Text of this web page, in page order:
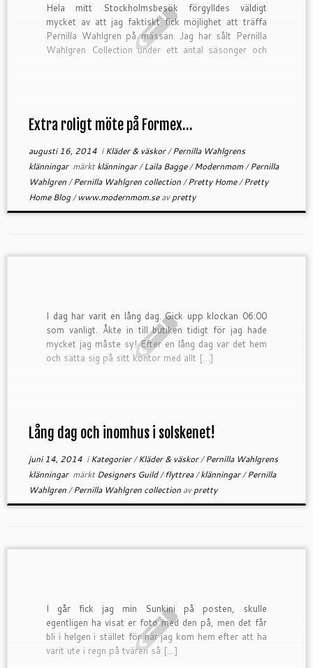
Hela mitt Stockholmsbesök förgylldes väldigt
mycket av att jag faktiskt fick möjlighet att träffa
Pernilla Wahlgren på mässan. Jag har sålt Pernilla
Wahlgren Collection under ett antal säsonger och
Extra roligt möte på Formex…
augusti 16, 2014iKläder & väskor/Pernilla Wahlgrens
klänningar märktklänningar/Laila Bagge/Modernmom/Pernilla
Wahlgren/Pernilla Wahlgren collection/Pretty Home/Pretty
Home Blog/www.modernmom.seavpretty
I dag har varit en lång dag. Gick upp klockan 06:00
som vanligt. Åkte in till butiken tidigt för jag hade
mycket jag måste sy! Efter en lång dag var det hem
och sätta sig på sitt kontor med allt […]
Lång dag och inomhus i solskenet!
juni 14, 2014iKategorier/Kläder & väskor/Pernilla Wahlgrens
klänningar märktDesigners Guild/flyttrea/klänningar/Pernilla
Wahlgren/Pernilla Wahlgren collection avpretty
I går fick jag min Sunkini på posten, skulle
egentligen ha visat er foto med den på, men det får
bli i helgen i stället för när jag kom hem efter att ha
varit ute i regn på tvären så […]